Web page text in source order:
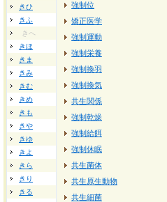
きひ
きふ
きへ
きほ
きま
きみ
きむ
きめ
きも
きや
きゆ
きよ
きら
きり
きる
強制位
矯正医学
強制運動
強制栄養
強制換羽
強制換気
共生関係
強制乾燥
強制給餌
強制休眠
共生菌体
共生原生動物
共生細菌